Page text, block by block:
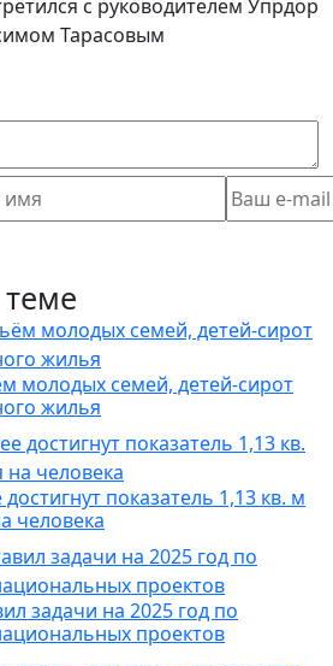
с руководителем Упрдор
Тарасовым
молодых семей, детей-сирот
жилья
показатель 1,13 кв. м
человека
задачи на 2025 год по
проектов